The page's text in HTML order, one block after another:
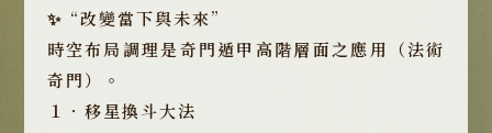
✨“改變當下與未來”
時空布局調理是奇門遁甲高階層面之應用（法術
奇門）。
１．移星換斗大法